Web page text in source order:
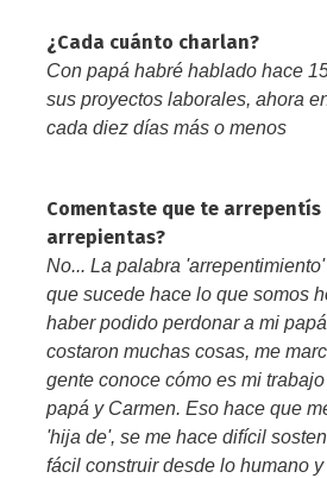
¿Cada cuánto charlan?
Con papá habré hablado hace
sus proyectos laborales, ahora
cada diez días más o menos
Comentaste que te arrepentís
arrepientas?
No... La palabra
que sucede hace lo que somos
haber podido perdonar a mi
costaron muchas cosas, me
gente conoce cómo es mi
papá y Carmen. Eso hace que
'hija de', se me hace difícil
fácil construir desde lo humano